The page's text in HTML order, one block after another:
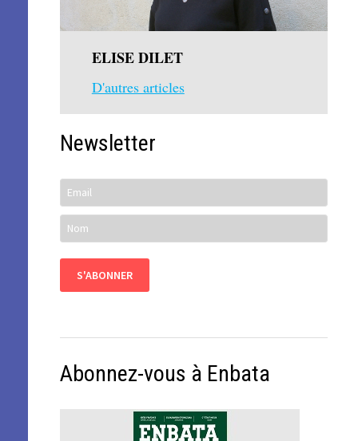
ELISE DILET
D'autres articles
Newsletter
Abonnez-vous à Enbata